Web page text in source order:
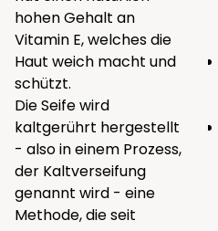
hohen Gehalt an
Vitamin E, welches die
Haut weich macht und
schützt.
Die Seife wird
kaltgerührt hergestellt
- also in einem Prozess,
der Kaltverseifung
genannt wird - eine
Methode, die seit